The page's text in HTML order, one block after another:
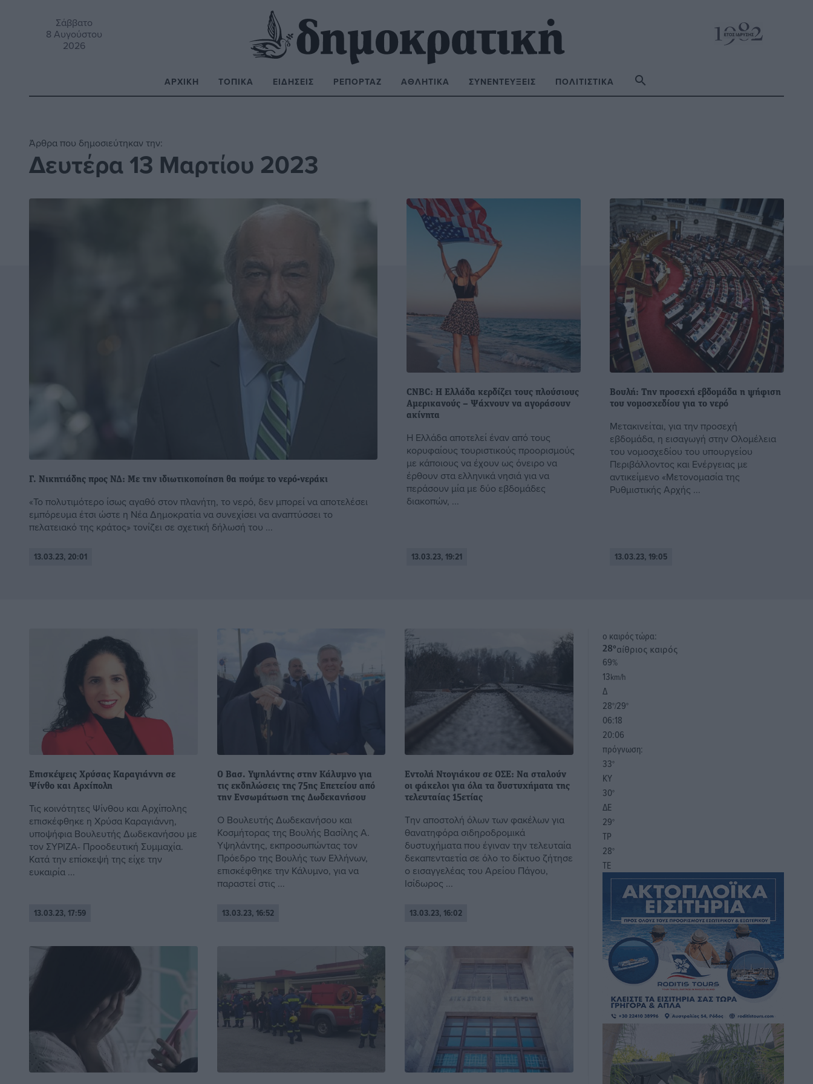
Σάββατο
8 Αυγούστου
2026
ΑΡΧΙΚΉ ΤΟΠΙΚΆ ΕΙΔΉΣΕΙΣ ΡΕΠΟΡΤΆΖ ΑΘΛΗΤΙΚΆ ΣΥΝΕΝΤΕΎΞΕΙΣ ΠΟΛΙΤΙΣΤΙΚΆ
Άρθρα που δημοσιεύτηκαν την:
Δευτέρα 13 Μαρτίου 2023
Γ. Νικητιάδης προς ΝΔ: Με την ιδιωτικοποίηση θα πούμε το νερό-νεράκι
«Το πολυτιμότερο ίσως αγαθό στον πλανήτη, το νερό, δεν μπορεί να αποτελέσει
εμπόρευμα έτσι ώστε η Νέα Δημοκρατία να συνεχίσει να αναπτύσσει το
πελατειακό της κράτος» τονίζει σε σχετική δήλωσή του ...
13.03.23, 20:01
CNBC: Η Ελλάδα κερδίζει τους πλούσιους
Αμερικανούς – Ψάχνουν να αγοράσουν
ακίνητα
Η Ελλάδα αποτελεί έναν από τους
κορυφαίους τουριστικούς προορισμούς
με κάποιους να έχουν ως όνειρο να
έρθουν στα ελληνικά νησιά για να
περάσουν μία με δύο εβδομάδες
διακοπών, ...
13.03.23, 19:21
Βουλή: Την προσεχή εβδομάδα η ψήφιση
του νομοσχεδίου για το νερό
Μετακινείται, για την προσεχή
εβδομάδα, η εισαγωγή στην Ολομέλεια
του νομοσχεδίου του υπουργείου
Περιβάλλοντος και Ενέργειας με
αντικείμενο «Μετονομασία της
Ρυθμιστικής Αρχής ...
13.03.23, 19:05
Επισκέψεις Χρύσας Καραγιάννη σε
Ψίνθο και Αρχίπολη
Τις κοινότητες Ψίνθου και Αρχίπολης
επισκέφθηκε η Χρύσα Καραγιάννη,
υποψήφια Βουλευτής Δωδεκανήσου με
τον ΣΥΡΙΖΑ- Προοδευτική Συμμαχία.
Κατά την επίσκεψή της είχε την
ευκαιρία ...
13.03.23, 17:59
Ο Βασ. Υψηλάντης στην Κάλυμνο για
τις εκδηλώσεις της 75ης Επετείου από
την Ενσωμάτωση της Δωδεκανήσου
Ο Βουλευτής Δωδεκανήσου και
Κοσμήτορας της Βουλής Βασίλης Α.
Υψηλάντης, εκπροσωπώντας τον
Πρόεδρο της Βουλής των Ελλήνων,
επισκέφθηκε την Κάλυμνο, για να
παραστεί στις ...
13.03.23, 16:52
Εντολή Ντογιάκου σε ΟΣΕ: Να σταλούν
οι φάκελοι για όλα τα δυστυχήματα της
τελευταίας 15ετίας
Την αποστολή όλων των φακέλων για
θανατηφόρα σιδηροδρομικά
δυστυχήματα που έγιναν την τελευταία
δεκαπενταετία σε όλο το δίκτυο ζήτησε
ο εισαγγελέας του Αρείου Πάγου,
Ισίδωρος ...
13.03.23, 16:02
o καιρός τώρα:
28°αίθριος καιρός
69%
13km/h
Δ
28°/29°
06:18
20:06
πρόγνωση:
33°
ΚΥ
30°
ΔΕ
29°
ΤΡ
28°
ΤΕ